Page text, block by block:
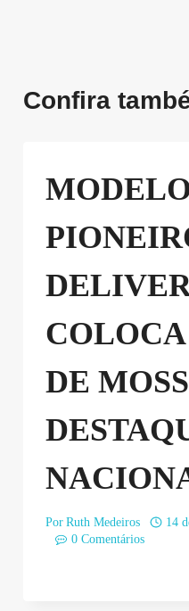
Confira
DE
Por Ruth Medeiros
14
0 Comentários